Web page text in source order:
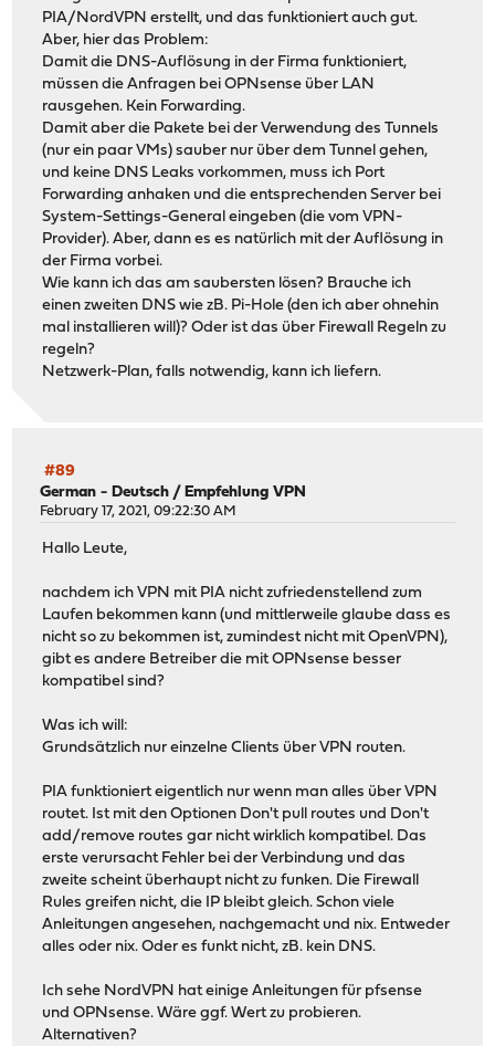
PIA/NordVPN erstellt, und das funktioniert auch gut.
Aber, hier das Problem:
Damit die DNS-Auflösung in der Firma funktioniert,
müssen die Anfragen bei OPNsense über LAN
rausgehen. Kein Forwarding.
Damit aber die Pakete bei der Verwendung des Tunnels
(nur ein paar VMs) sauber nur über dem Tunnel gehen,
und keine DNS Leaks vorkommen, muss ich Port
Forwarding anhaken und die entsprechenden Server bei
System-Settings-General eingeben (die vom VPN-
Provider). Aber, dann es es natürlich mit der Auflösung in
der Firma vorbei.
Wie kann ich das am saubersten lösen? Brauche ich
einen zweiten DNS wie zB. Pi-Hole (den ich aber ohnehin
mal installieren will)? Oder ist das über Firewall Regeln zu
regeln?
Netzwerk-Plan, falls notwendig, kann ich liefern.
#89
German - Deutsch / Empfehlung VPN
February 17, 2021, 09:22:30 AM
Hallo Leute,
nachdem ich VPN mit PIA nicht zufriedenstellend zum
Laufen bekommen kann (und mittlerweile glaube dass es
nicht so zu bekommen ist, zumindest nicht mit OpenVPN),
gibt es andere Betreiber die mit OPNsense besser
kompatibel sind?
Was ich will:
Grundsätzlich nur einzelne Clients über VPN routen.
PIA funktioniert eigentlich nur wenn man alles über VPN
routet. Ist mit den Optionen Don't pull routes und Don't
add/remove routes gar nicht wirklich kompatibel. Das
erste verursacht Fehler bei der Verbindung und das
zweite scheint überhaupt nicht zu funken. Die Firewall
Rules greifen nicht, die IP bleibt gleich. Schon viele
Anleitungen angesehen, nachgemacht und nix. Entweder
alles oder nix. Oder es funkt nicht, zB. kein DNS.
Ich sehe NordVPN hat einige Anleitungen für pfsense
und OPNsense. Wäre ggf. Wert zu probieren.
Alternativen?